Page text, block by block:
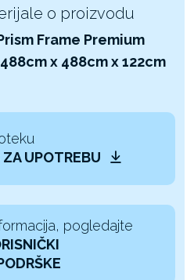
o proizvodu
Frame Premium
x 488cm x 122cm
UPOTREBU
pogledajte